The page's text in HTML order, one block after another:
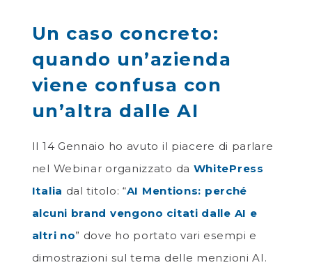
Un caso concreto:
quando un’azienda
viene confusa con
un’altra dalle AI
Il 14 Gennaio ho avuto il piacere di parlare
nel Webinar organizzato da WhitePress
Italia dal titolo: “AI Mentions: perché
alcuni brand vengono citati dalle AI e
altri no” dove ho portato vari esempi e
dimostrazioni sul tema delle menzioni AI.